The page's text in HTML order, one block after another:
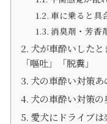
車に乗ると具
消臭剤・芳香
犬が車酔いしたと
「嘔吐」「脱糞」
犬の車酔い対策
犬の車酔い対策
愛犬にドライブ